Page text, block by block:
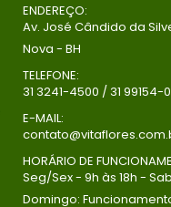
ENDEREÇO:
Av. José Cândido da
Nova - BH
TELEFONE:
31 3241-4500 / 31 99154-
E-MAIL:
HORÁRIO DE
Seg/Sex - 9h às 18h -
Domingo: